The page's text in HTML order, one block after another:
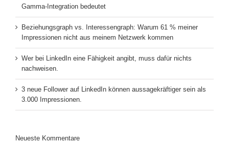
Gamma-Integration bedeutet
Beziehungsgraph vs. Interessengraph: Warum 61 % meiner
Impressionen nicht aus meinem Netzwerk kommen
Wer bei LinkedIn eine Fähigkeit angibt, muss dafür nichts
nachweisen.
3 neue Follower auf LinkedIn können aussagekräftiger sein als
3.000 Impressionen.
Neueste Kommentare